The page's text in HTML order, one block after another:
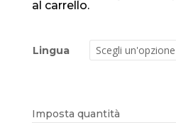
al carrello.
Lingua
Imposta quantità